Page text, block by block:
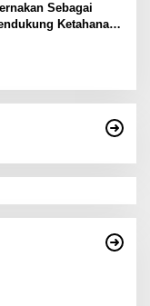
Sebagai
Ketahanan
di Kabupaten